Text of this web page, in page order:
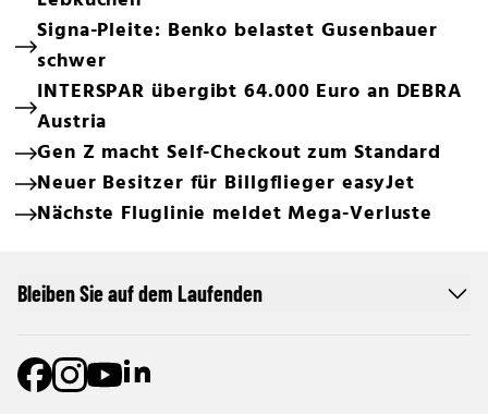
Signa-Pleite: Benko belastet Gusenbauer
schwer
INTERSPAR übergibt 64.000 Euro an DEBRA
Austria
Gen Z macht Self-Checkout zum Standard
Neuer Besitzer für Billgflieger easyJet
Nächste Fluglinie meldet Mega-Verluste
Bleiben Sie auf dem Laufenden